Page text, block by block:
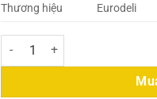
Thương hiệu
Eurodeli
Eurodeli – Bột Kem Cheese